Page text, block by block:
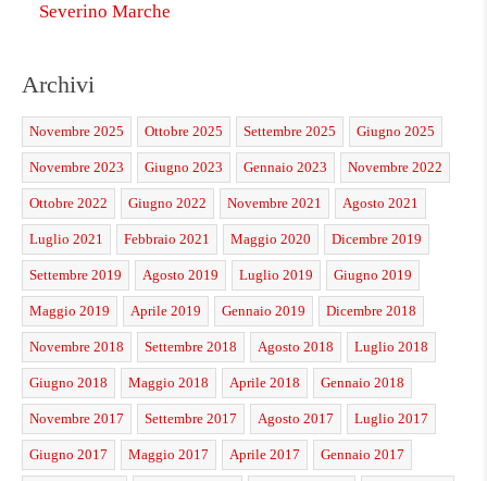
Severino Marche
Archivi
Novembre 2025 Ottobre 2025 Settembre 2025 Giugno 2025
Novembre 2023 Giugno 2023 Gennaio 2023 Novembre 2022
Ottobre 2022 Giugno 2022 Novembre 2021 Agosto 2021
Luglio 2021 Febbraio 2021 Maggio 2020 Dicembre 2019
Settembre 2019 Agosto 2019 Luglio 2019 Giugno 2019
Maggio 2019 Aprile 2019 Gennaio 2019 Dicembre 2018
Novembre 2018 Settembre 2018 Agosto 2018 Luglio 2018
Giugno 2018 Maggio 2018 Aprile 2018 Gennaio 2018
Novembre 2017 Settembre 2017 Agosto 2017 Luglio 2017
Giugno 2017 Maggio 2017 Aprile 2017 Gennaio 2017